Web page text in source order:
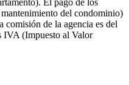
El pago de los
del condominio)
comisión de la agencia es del
IVA (Impuesto al Valor